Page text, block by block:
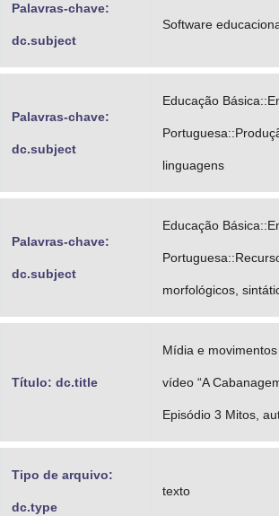
Palavras-chave:
dc.subject
Software
Palavras-chave:
dc.subject
Educação
linguagens
Palavras-chave:
dc.subject
Educação
morfológicos,
Título: dc.title
Mídia e
vídeo “A
Episódio 3 Mitos,
Tipo de arquivo:
dc.type
texto